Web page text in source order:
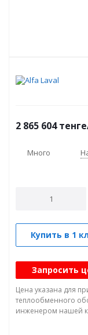
2 865 604тенге
Много
Купить в 1
Запросить
Цена указана для
теплообменного
инженером нашей